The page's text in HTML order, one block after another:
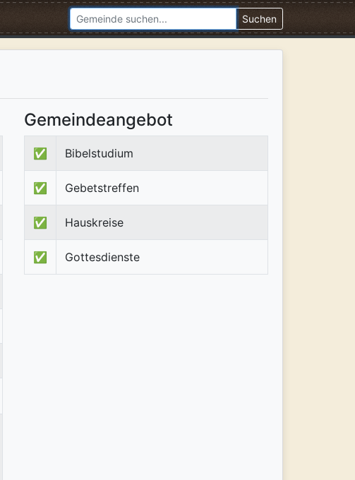
Suchen
Gemeindeangebot
✅ Bibelstudium
✅ Gebetstreffen
✅ Hauskreise
✅ Gottesdienste